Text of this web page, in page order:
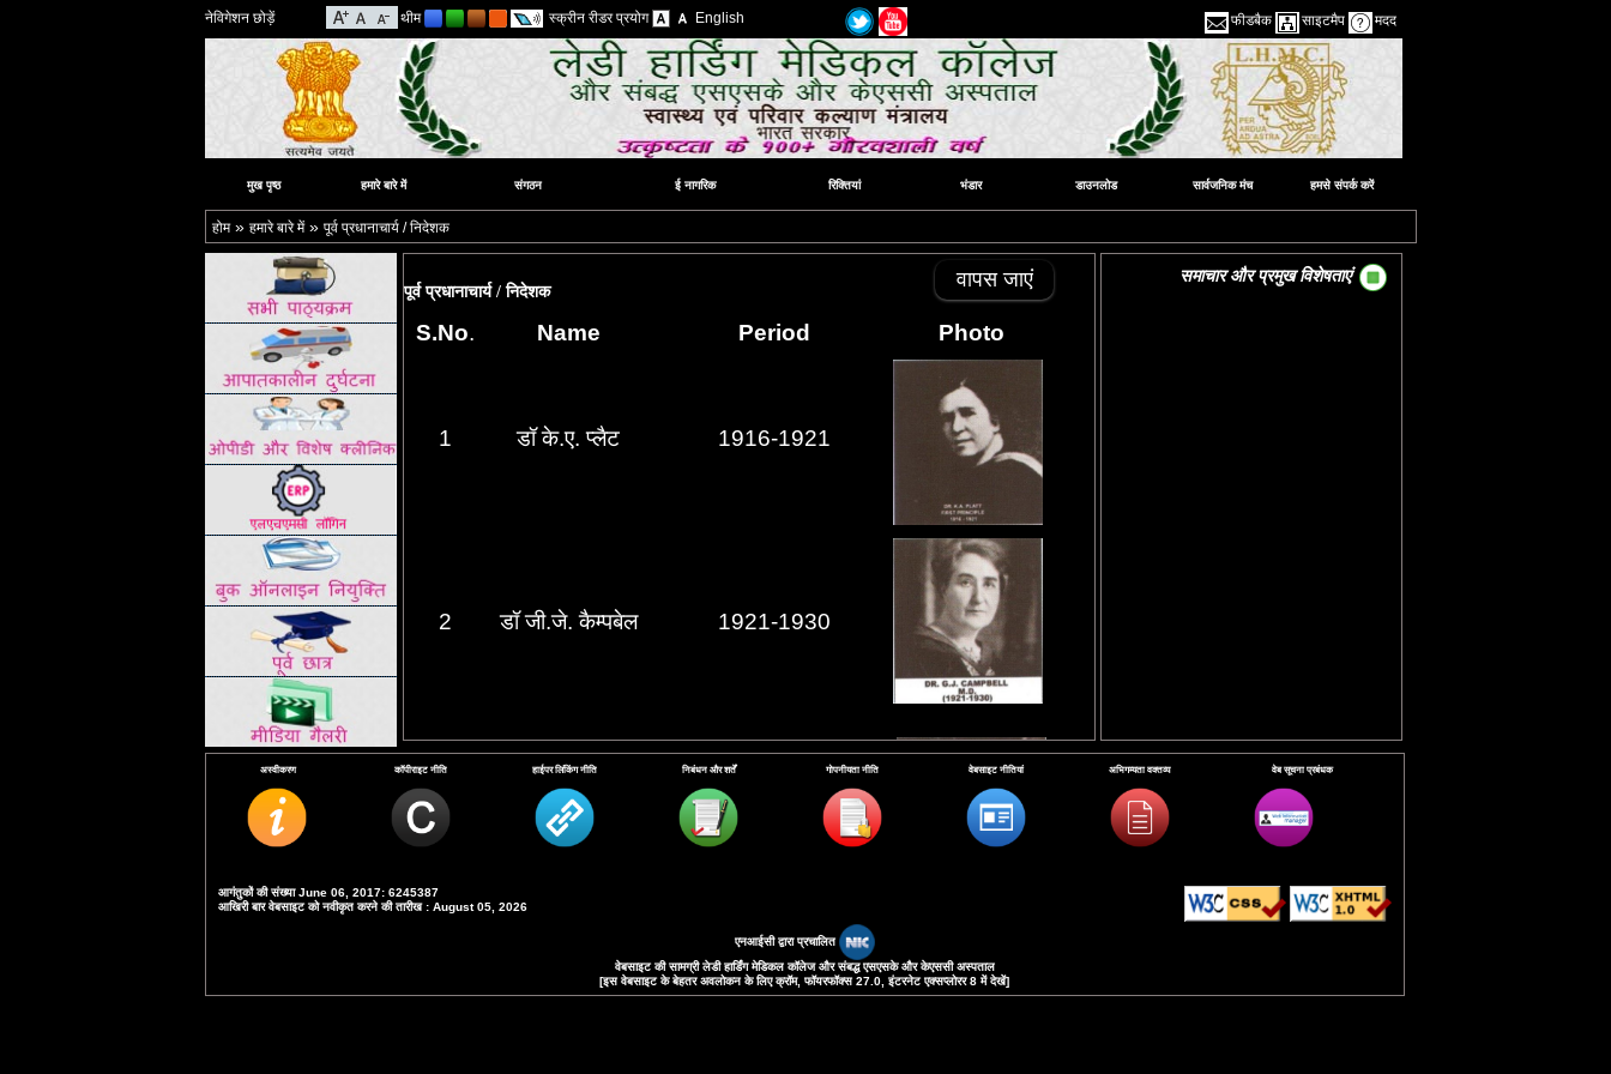
नेविगेशन छोड़ें थीम स्क्रीन रीडर प्रयोग English फीडबैक साइटमैप मदद
मुख पृष्ठ हमारे बारे में संगठन ई नागरिक रिक्तियां भंडार डाउनलोड सार्वजनिक मंच हमसे संपर्क करें
होम» हमारे बारे में» पूर्व प्रधानाचार्य / निदेशक
समाचार और प्रमुख विशेषताएं
पूर्व प्रधानाचार्य / निदेशक
वापस जाएं
S.No. Name Period Photo
1 डॉ के.ए.प्लैट 1916-1921
2 डॉ जी.जे.कैम्पबेल 1921-1930
3 डॉ एम ओ ब्रायन बीड़ों 1930-1932
वेब
अस्वीकरण कॉपीराइट नीति हाईपर लिंकिंग नीति निबंधन और शर्तें गोपनीयता नीति वेबसाइट नीतियां अभिगम्यता वक्तव्य वेब सूचना प्रबंधक
आगंतुकों की संख्या June 06, 2017: 6245387
आखिरी बार वेबसाइट को नवीकृत करने की तारीख : August 05, 2026
एनआईसी द्वारा प्रचालित
वेबसाइट की सामग्री लेडी हार्डिंग मेडिकल कॉलेज और संबद्ध एसएसके और केएससी अस्पताल
[इस वेबसाइट के बेहतर अवलोकन के लिए क्रॉम, फॉयरफॉक्‍स 27.0, इंटरनेट एक्‍सप्‍लोरर 8 में देखें]